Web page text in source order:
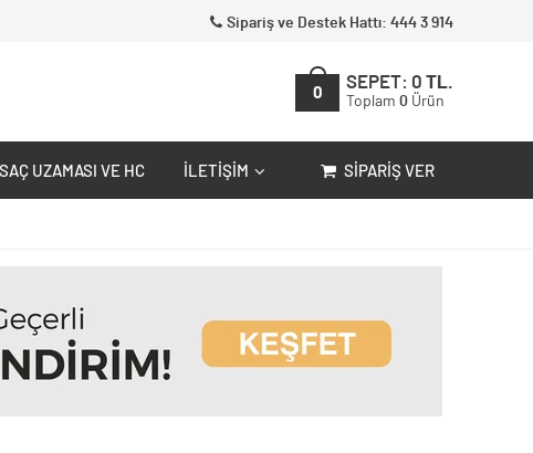
Sipariş ve Destek Hattı: 444 3 914
0
SEPET: 0 TL.
Toplam 0 Ürün
SAÇ UZAMASI VE HC İLETIŞIM SIPARIŞ VER